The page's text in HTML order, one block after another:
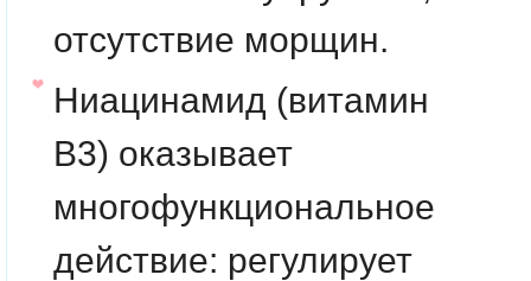
отсутствие морщин.
Ниацинамид (витамин
B3) оказывает
многофункциональное
действие: регулирует